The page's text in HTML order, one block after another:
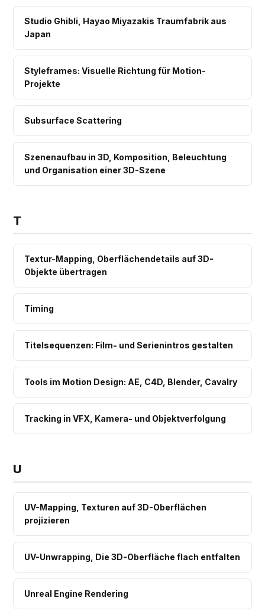
Studio Ghibli, Hayao Miyazakis Traumfabrik aus
Japan
Styleframes: Visuelle Richtung für Motion-
Projekte
Subsurface Scattering
Szenenaufbau in 3D, Komposition, Beleuchtung
und Organisation einer 3D-Szene
T
Textur-Mapping, Oberflächendetails auf 3D-
Objekte übertragen
Timing
Titelsequenzen: Film- und Serienintros gestalten
Tools im Motion Design: AE, C4D, Blender, Cavalry
Tracking in VFX, Kamera- und Objektverfolgung
U
UV-Mapping, Texturen auf 3D-Oberflächen
projizieren
UV-Unwrapping, Die 3D-Oberfläche flach entfalten
Unreal Engine Rendering